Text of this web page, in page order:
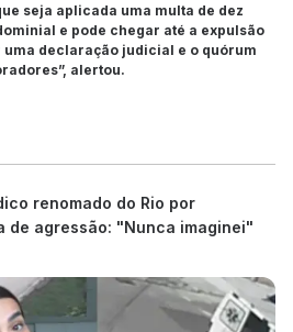
seja aplicada uma multa de dez
e pode chegar até a expulsão
uma declaração judicial e o quórum
alertou.
renomado do Rio por
de agressão: "Nunca imaginei"